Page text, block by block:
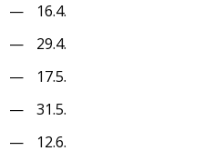
16.4.
29.4.
17.5.
31.5.
12.6.